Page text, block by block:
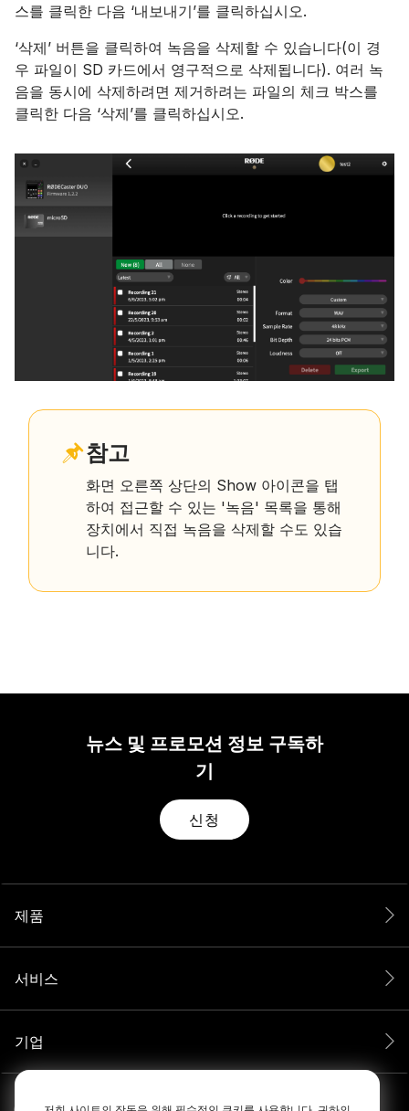
스를 클릭한 다음 ‘내보내기’를 클릭하십시오.
‘삭제’ 버튼을 클릭하여 녹음을 삭제할 수 있습니다(이 경
우 파일이 SD 카드에서 영구적으로 삭제됩니다). 여러 녹
음을 동시에 삭제하려면 제거하려는 파일의 체크 박스를
클릭한 다음 ‘삭제’를 클릭하십시오.
참고
화면 오른쪽 상단의 Show 아이콘을 탭
하여 접근할 수 있는 '녹음' 목록을 통해
장치에서 직접 녹음을 삭제할 수도 있습
니다.
뉴스 및 프로모션 정보 구독하
기
신청
제품
서비스
기업